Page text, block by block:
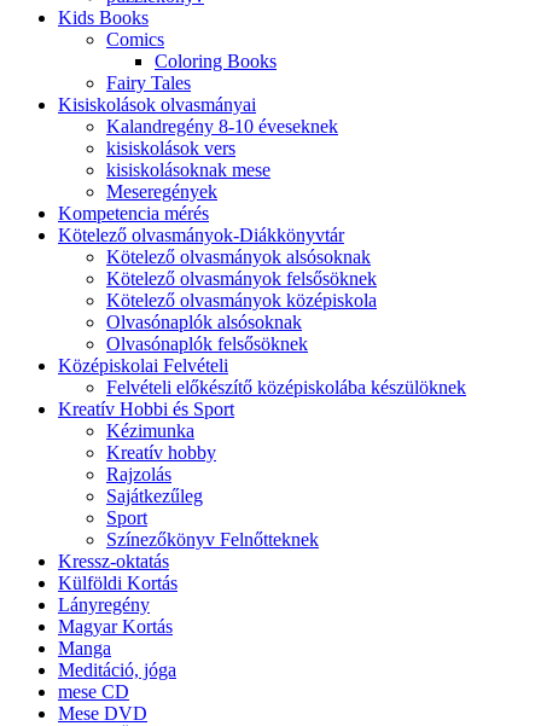
Kids Books
Comics
Coloring Books
Fairy Tales
Kisiskolások olvasmányai
Kalandregény 8-10 éveseknek
kisiskolások vers
kisiskolásoknak mese
Meseregények
Kompetencia mérés
Kötelező olvasmányok-Diákkönyvtár
Kötelező olvasmányok alsósoknak
Kötelező olvasmányok felsősöknek
Kötelező olvasmányok középiskola
Olvasónaplók alsósoknak
Olvasónaplók felsősöknek
Középiskolai Felvételi
Felvételi előkészítő középiskolába készülöknek
Kreatív Hobbi és Sport
Kézimunka
Kreatív hobby
Rajzolás
Sajátkezűleg
Sport
Színezőkönyv Felnőtteknek
Kressz-oktatás
Külföldi Kortás
Lányregény
Magyar Kortás
Manga
Meditáció, jóga
mese CD
Mese DVD